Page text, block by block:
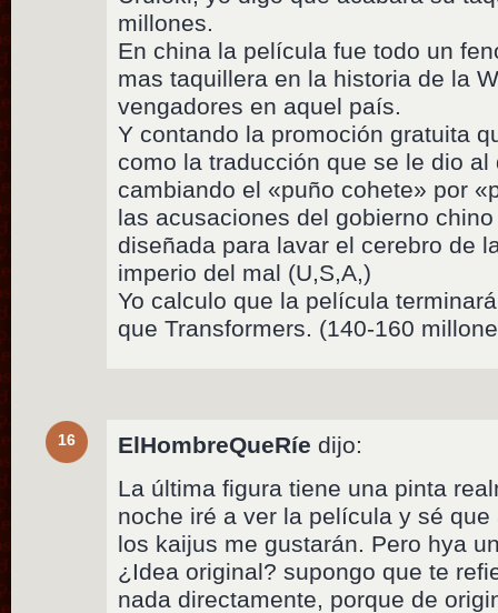
millones.
En china la película fue todo un
mas taquillera en la historia de la
vengadores en aquel país.
Y contando la promoción gratuita
como la traducción que se le dio
cambiando el «puño cohete» por
las acusaciones del gobierno
diseñada para lavar el cerebro de
imperio del mal (U,S,A,)
Yo calculo que la película
que Transformers. (140-160
16 ElHombreQueRíe dijo:
La última figura tiene una pinta
noche iré a ver la película y sé
los kaijus me gustarán. Pero hya
¿Idea original? supongo que te
nada directamente, porque de